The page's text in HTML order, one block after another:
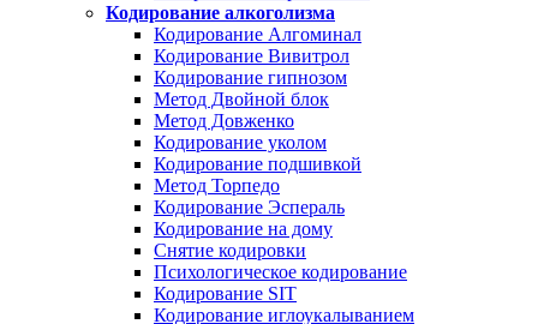
Кодирование алкоголизма
Кодирование Алгоминал
Кодирование Вивитрол
Кодирование гипнозом
Метод Двойной блок
Метод Довженко
Кодирование уколом
Кодирование подшивкой
Метод Торпедо
Кодирование Эспераль
Кодирование на дому
Снятие кодировки
Психологическое кодирование
Кодирование SIT
Кодирование иглоукалыванием